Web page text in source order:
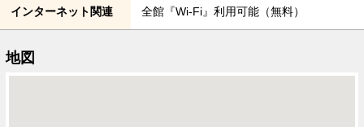
インターネット関連 全館『Wi-Fi』利用可能（無料）
地図